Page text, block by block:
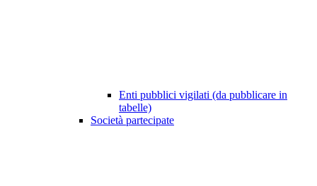
Enti pubblici vigilati (da pubblicare in
tabelle)
Società partecipate